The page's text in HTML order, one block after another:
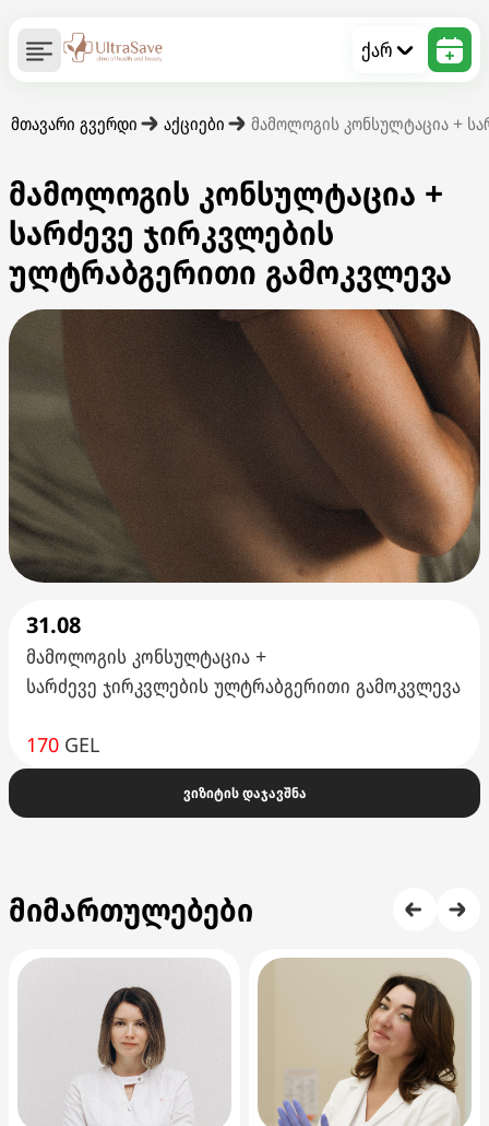
ქარ
მთავარი გვერდი აქციები მამოლოგის კონსულტაცია +
მამოლოგის კონსულტაცია +
სარძევე ჯირკვლების
ულტრაბგერითი გამოკვლევა
31.08
მამოლოგის კონსულტაცია +
სარძევე ჯირკვლების ულტრაბგერითი გამოკვლევა
170 GEL
ვიზიტის დაჯავშნა
მიმართულებები